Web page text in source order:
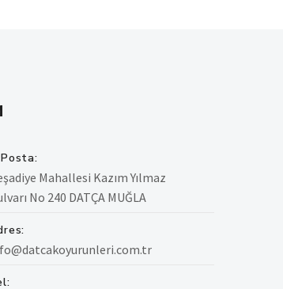
Mahallesi Kazım Yılmaz
No 240 DATÇA MUĞLA